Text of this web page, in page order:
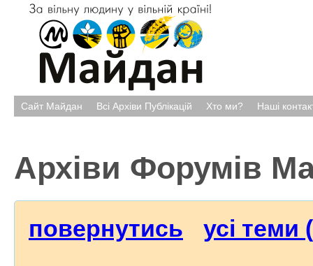
Сайт Майдан Всі Архіви Публікацій Хто ми? Наші
Архіви Форумів
повернутись усі теми